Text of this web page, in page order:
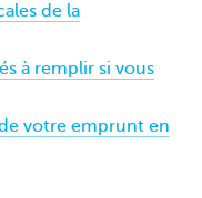
de la
à remplir si vous
votre emprunt en